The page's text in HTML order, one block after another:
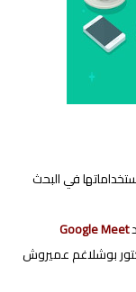
في البحث
Google Meet
بوشلاغم عميروش